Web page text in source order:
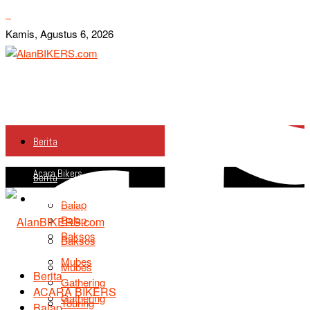
Kamis, Agustus 6, 2026
Berita
Acara Bikers
Balap
Baksos
Mubes
Gathering
Berita
Acara Bikers
Balap
Baksos
Mubes
Gathering
Touring
Berita
ACARA BIKERS